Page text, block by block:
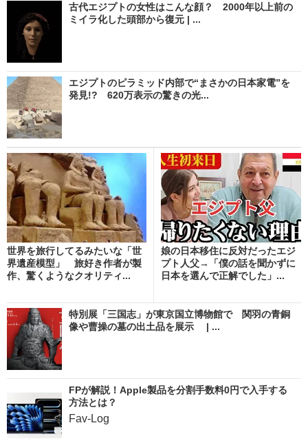
古代エジプトの女性はこんな顔？ 2000年以上前の
ミイラ化した頭部から復元 | ...
エジプトのピラミッド内部で“まさかの日本家電”を
発見!? 620万表示の驚きの光...
世界を旅行してるみたいな「世
界遺産模型」 旅好き作者が製
作、驚くようなクオリティ...
娘の日本移住に反対だったエジ
プト人父→「僕の話を聞かずに
日本を選んで正解でした」...
特別展「三国志」が東京国立博物館で 関羽の青銅
像や曹操の墓の出土品を展示 | ...
FPが解説！Apple製品を分割手数料0円で入手する
方法とは？
Fav-Log